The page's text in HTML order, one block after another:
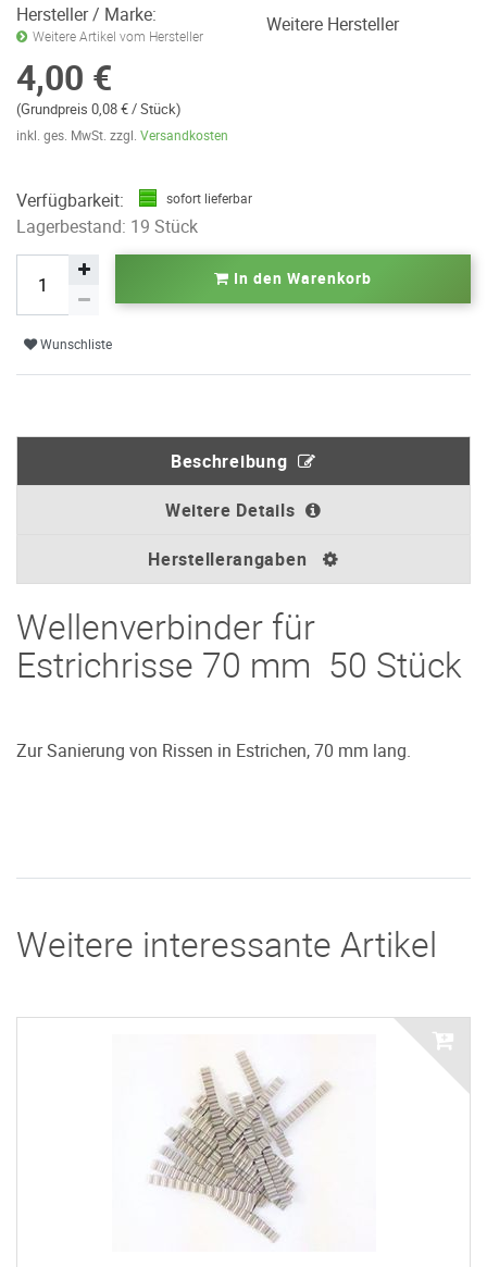
Hersteller / Marke:
Weitere Artikel vom Hersteller Weitere Hersteller
4,00 €
(Grundpreis 0,08 € / Stück)
inkl. ges. MwSt. zzgl. Versandkosten
Verfügbarkeit: sofort lieferbar
Lagerbestand: 19 Stück
In den Warenkorb
Wunschliste
Beschreibung
Weitere Details
Herstellerangaben
Wellenverbinder für
Estrichrisse 70 mm 50 Stück
Zur Sanierung von Rissen in Estrichen, 70 mm lang.
Weitere interessante Artikel